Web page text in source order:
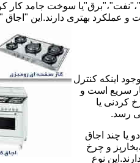
سوخت جامد کار
و عملکرد بهتری دارند.این
اینکه کنترل
سریع است و
کردنی یا
رسد.
یا چند اجاق
و چرخ
نوع